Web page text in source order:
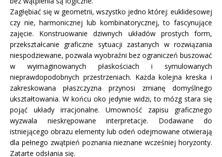
Zagłębiać się w geometrii, wszystko jedno której: euklidesowej
czy nie, harmonicznej lub kombinatorycznej, to fascynujące
zajęcie. Konstruowanie dziwnych układów prostych form,
przekształcanie graficzne sytuacji zastanych w rozwiązania
niespodziewane, pozwala wyobraźni bez ograniczeń buszować
w wyimaginowanych płaskościach i symulowanych
nieprawdopodobnych przestrzeniach. Każda kolejna kreska i
zakreskowana płaszczyzna przynosi zmianę domyślnego
ukształtowania. W końcu oko jedynie widzi, to mózg stara się
pojąć układy irracjonalne. Umowność zapisu graficznego
wyzwala nieskrępowane interpretacje. Dodawane do
istniejącego obrazu elementy lub odeń odejmowane otwierają
dla pełnego zwątpień poznania nieznane wcześniej horyzonty.
Zatarte odsłania się.